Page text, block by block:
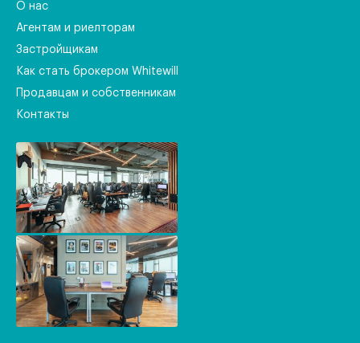
О нас
Агентам и риелторам
Застройщикам
Как стать брокером Whitewill
Продавцам и собственникам
Контакты